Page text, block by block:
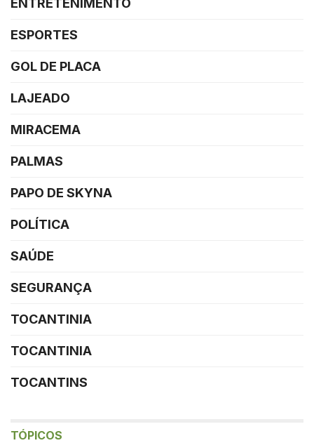
ENTRETENIMENTO
ESPORTES
GOL DE PLACA
LAJEADO
MIRACEMA
PALMAS
PAPO DE SKYNA
POLÍTICA
SAÚDE
SEGURANÇA
TOCANTINIA
TOCANTINIA
TOCANTINS
TÓPICOS